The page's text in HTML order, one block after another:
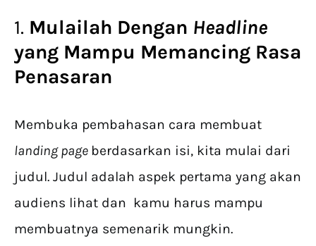
1. Mulailah Dengan Headline
yang Mampu Memancing Rasa
Penasaran
Membuka pembahasan cara membuat
landing page berdasarkan isi, kita mulai dari
judul. Judul adalah aspek pertama yang akan
audiens lihat dan kamu harus mampu
membuatnya semenarik mungkin.